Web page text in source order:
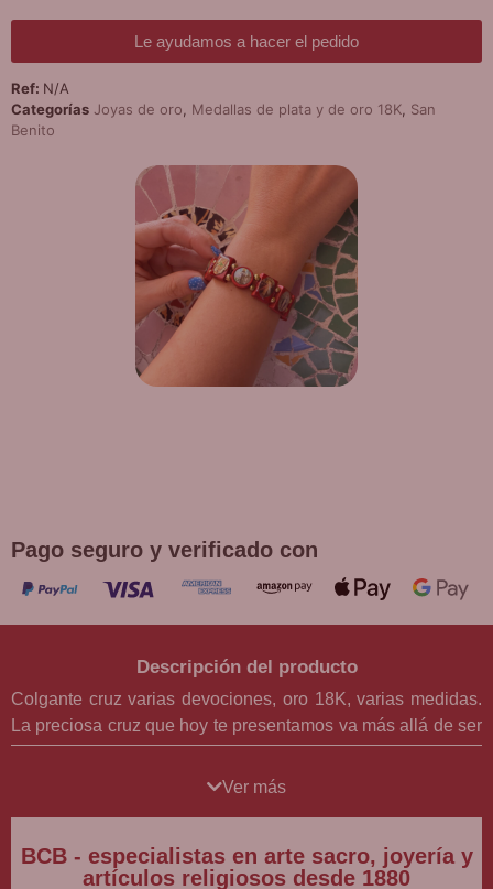
Le ayudamos a hacer el pedido
Ref: N/A
Categorías Joyas de oro Medallas de plata y de oro 18K San
Benito
Pago seguro y verificado con
Descripción del producto
Colgante cruz varias devociones, oro 18K, varias medidas.
La preciosa cruz que hoy te presentamos va más allá de ser
una simple joya de oro de 18 quilates; es una obra llena de
significado y devoción que encapsula la esencia misma de
y la protección divina.
Ver más
BCB - especialistas en arte sacro, joyería y
artículos religiosos desde 1880